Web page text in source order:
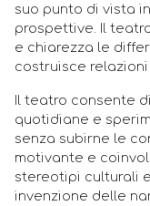
suo punto di vista
prospettive. Il
e chiarezza le
costruisce
Il teatro consente
quotidiane e
senza subirne le
motivante e
stereotipi culturali
invenzione delle